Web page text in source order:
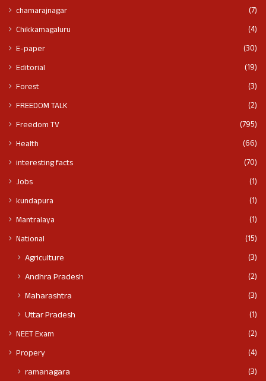
chamarajnagar
(7)
Chikkamagaluru
(4)
E-paper
(30)
Editorial
(19)
Forest
(3)
FREEDOM TALK
(2)
Freedom TV
(795)
Health
(66)
interesting facts
(70)
Jobs
(1)
kundapura
(1)
Mantralaya
(1)
National
(15)
Agriculture
(3)
Andhra Pradesh
(2)
Maharashtra
(3)
Uttar Pradesh
(1)
NEET Exam
(2)
Propery
(4)
ramanagara (3)